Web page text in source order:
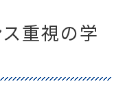
重視の学